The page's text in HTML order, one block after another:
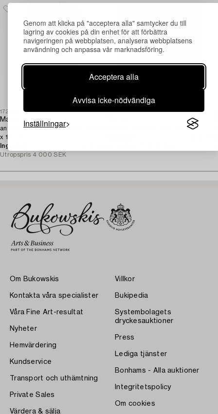
Genom att klicka på "acceptera alla" samtycker du till
lagring av cookies på din enhet för att förbättra
navigeringen på webbplatsen, analysera webbplatsens
användning och anpassa vår marknadsföring.
Acceptera alla
Avvisa icke-nödvändiga
Inställningar
1726949
Matta,
antik Baluch, Östra Persien, ca 203
x 101 cm.
Inga bud
Utropspris 4 000 SEK
1730629
Om Bukowskis
Kontakta våra specialister
Våra Fine Art-resultat
Nyheter
Hemvärdering
Kundservice
Transport och uthämtning
Private Sales
Värdera & sälja
Villkor
Bukipedia
Systembolagets
dryckesauktioner
Press
Lediga tjänster
Bonhams - Alla auktioner
Integritetspolicy
Om cookies